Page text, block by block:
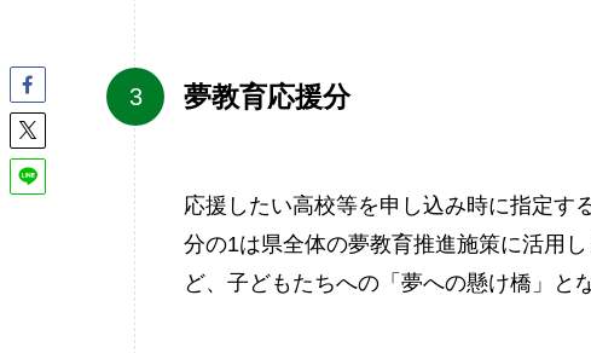
夢教育応援分
応援したい高校等を申し込み時に指定す
分の1は県全体の夢教育推進施策に活用
ど、子どもたちへの「夢への懸け橋」と